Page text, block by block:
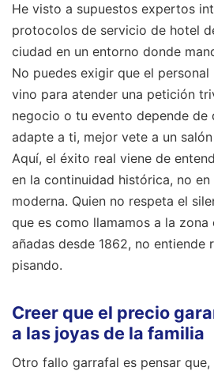
He visto a supuestos expertos
protocolos de servicio de hotel
ciudad en un entorno donde
No puedes exigir que el
vino para atender una petición
negocio o tu evento depende de
adapte a ti, mejor vete a un
Aquí, el éxito real viene de
en la continuidad histórica, no
moderna. Quien no respeta el
que es como llamamos a la
añadas desde 1862, no entiende
pisando.
Creer que el precio
a las joyas de la familia
Otro fallo garrafal es pensar